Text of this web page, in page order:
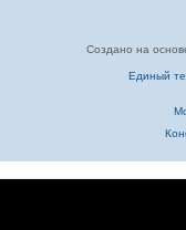
Создано на
Единый